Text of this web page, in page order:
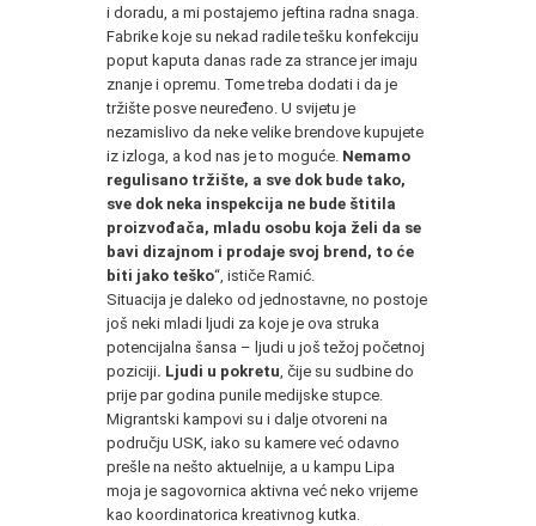
i doradu, a mi postajemo jeftina radna snaga.
Fabrike koje su nekad radile tešku konfekciju
poput kaputa danas rade za strance jer imaju
znanje i opremu. Tome treba dodati i da je
tržište posve neuređeno. U svijetu je
nezamislivo da neke velike brendove kupujete
iz izloga, a kod nas je to moguće. Nemamo
regulisano tržište, a sve dok bude tako,
sve dok neka inspekcija ne bude štitila
proizvođača, mladu osobu koja želi da se
bavi dizajnom i prodaje svoj brend, to će
biti jako teško“, ističe Ramić.
Situacija je daleko od jednostavne, no postoje
još neki mladi ljudi za koje je ova struka
potencijalna šansa – ljudi u još težoj početnoj
poziciji. Ljudi u pokretu, čije su sudbine do
prije par godina punile medijske stupce.
Migrantski kampovi su i dalje otvoreni na
području USK, iako su kamere već odavno
prešle na nešto aktuelnije, a u kampu Lipa
moja je sagovornica aktivna već neko vrijeme
kao koordinatorica kreativnog kutka.